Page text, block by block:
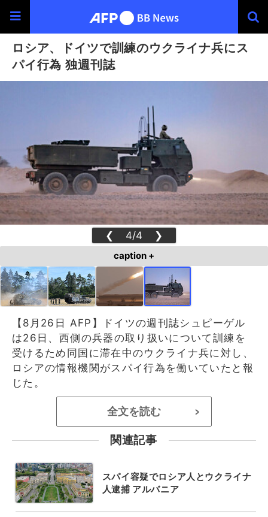
ロシア、ドイツで訓練のウクライナ兵にス
パイ行為 独週刊誌
❮ 4/4 ❯
caption +
【8月26日 AFP】ドイツの週刊誌シュピーゲル
は26日、西側の兵器の取り扱いについて訓練を
受けるため同国に滞在中のウクライナ兵に対し、
ロシアの情報機関がスパイ行為を働いていたと報
じた。
全文を読む >
関連記事
スパイ容疑でロシア人とウクライナ
人逮捕 アルバニア